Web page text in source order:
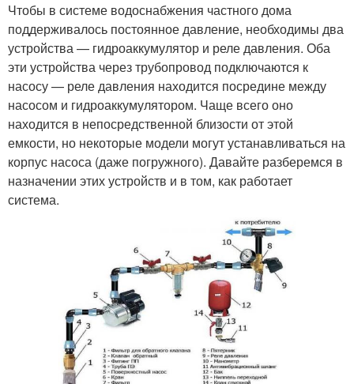
Чтобы в системе водоснабжения частного дома
поддерживалось постоянное давление, необходимы два
устройства — гидроаккумулятор и реле давления. Оба
эти устройства через трубопровод подключаются к
насосу — реле давления находится посредине между
насосом и гидроаккумулятором. Чаще всего оно
находится в непосредственной близости от этой
емкости, но некоторые модели могут устанавливаться на
корпус насоса (даже погружного). Давайте разберемся в
назначении этих устройств и в том, как работает
система.